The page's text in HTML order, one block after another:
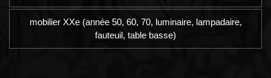
mobilier XXe (année 50, 60, 70, luminaire, lampadaire,
fauteuil, table basse)